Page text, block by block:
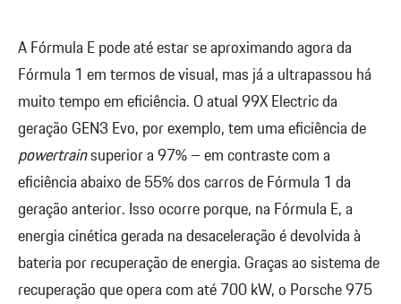
A Fórmula E pode até estar se aproximando agora da
Fórmula 1 em termos de visual, mas já a ultrapassou há
muito tempo em eficiência. O atual 99X Electric da
geração GEN3 Evo, por exemplo, tem uma eficiência de
powertrainsuperior a 97% – em contraste com a
eficiência abaixo de 55% dos carros de Fórmula 1 da
geração anterior. Isso ocorre porque, na Fórmula E, a
energia cinética gerada na desaceleração é devolvida à
bateria por recuperação de energia. Graças ao sistema de
recuperação que opera com até 700 kW, o Porsche 975